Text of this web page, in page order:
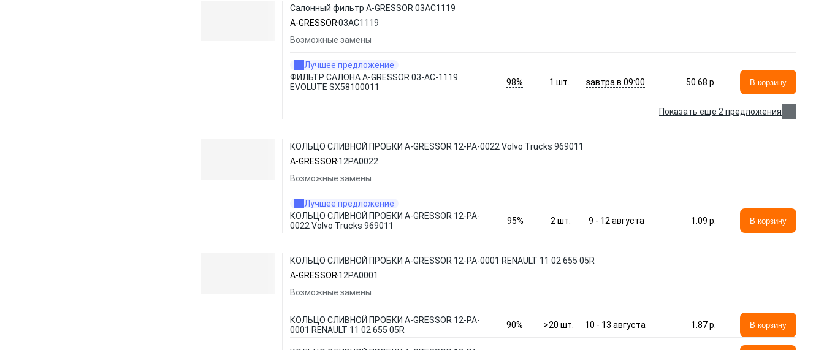
Салонный фильтр A-GRESSOR 03AC1119
A-GRESSOR03AC1119
Возможные замены
Лучшее предложение
ФИЛЬТР САЛОНА A-GRESSOR 03-AC-1119
EVOLUTE SX58100011
98% 1шт. завтра в 09:00 50.68 p. В корзину
Показать еще 2 предложения
КОЛЬЦО СЛИВНОЙ ПРОБКИ A-GRESSOR 12-PA-0022 Volvo Trucks 969011
A-GRESSOR 12PA0022
Возможные замены
Лучшее предложение
КОЛЬЦО СЛИВНОЙ ПРОБКИ A-GRESSOR 12-PA-
0022 Volvo Trucks 969011
95% 2шт. 9 - 12 августа 1.09 p. В корзину
КОЛЬЦО СЛИВНОЙ ПРОБКИ A-GRESSOR 12-PA-0001 RENAULT 11 02 655 05R
A-GRESSOR 12PA0001
Возможные замены
КОЛЬЦО СЛИВНОЙ ПРОБКИ A-GRESSOR 12-PA-
0001 RENAULT 11 02 655 05R
90% >20 шт. 10 - 13 августа 1.87 p. В корзину